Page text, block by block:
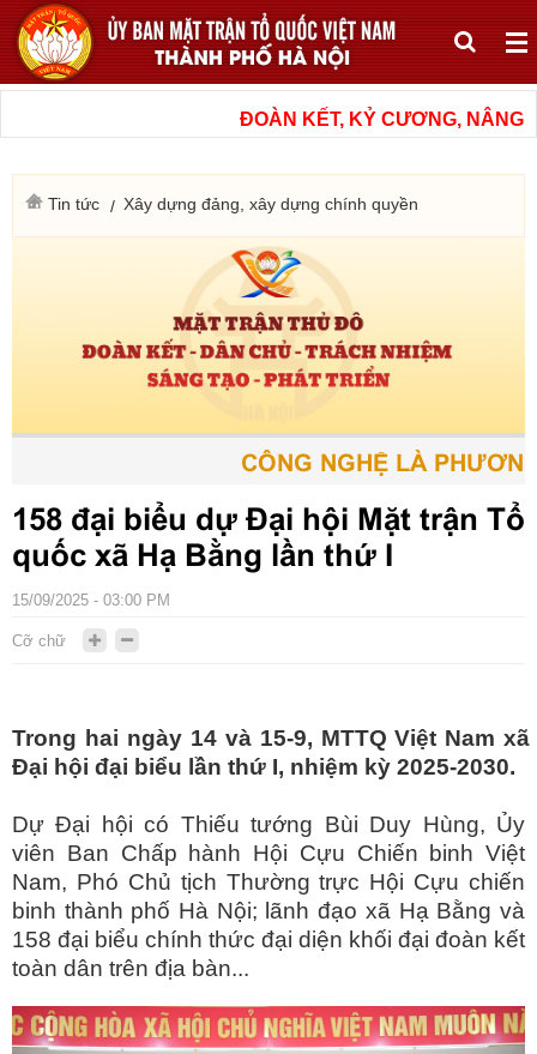
ĐOÀN KẾT, KỶ CƯƠNG, NÂNG
Tin tức Xây dựng đảng, xây dựng chính quyền
CÔNG NGHỆ LÀ
158 đại biểu dự Đại hội Mặt trận Tổ
quốc xã Hạ Bằng lần thứ I
15/09/2025 - 03:00 PM
Cỡ chữ
Trong hai ngày 14 và 15-9, MTTQ Việt Nam
Đại hội đại biểu lần thứ I, nhiệm kỳ 2025-2030.
Dự Đại hội có Thiếu tướng Bùi Duy Hùng, Ủy
viên Ban Chấp hành Hội Cựu Chiến binh Việt
Nam, Phó Chủ tịch Thường trực Hội Cựu chiến
binh thành phố Hà Nội; lãnh đạo xã Hạ Bằng và
158 đại biểu chính thức đại diện khối đại đoàn kết
toàn dân trên địa bàn...